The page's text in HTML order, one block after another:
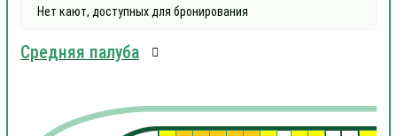
Нет кают, доступных для бронирования
Средняя палуба